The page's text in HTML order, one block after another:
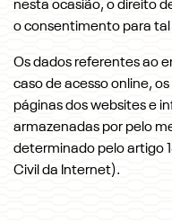
nesta ocasião, o direito
o consentimento para
Os dados referentes ao
caso de acesso online,
páginas dos websites e
armazenadas por pelo
determinado pelo artigo
Civil da Internet).